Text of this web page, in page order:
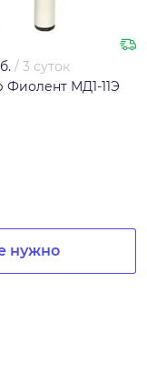
/ 3 суток
Фиолент МД1-11Э
нужно